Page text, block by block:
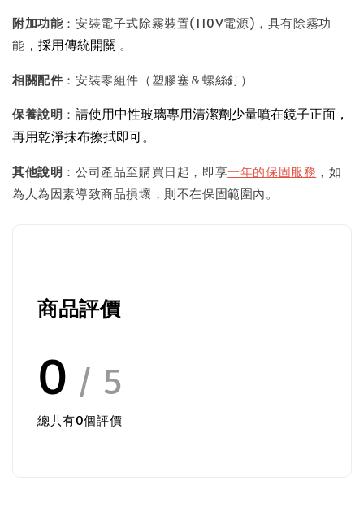
附加功能：安裝電子式除霧裝置(110V電源)，具有除霧功
能 ，採用傳統開關 。
相關配件 ：安裝零組件（塑膠塞＆螺絲釘）
保養說明 ：請使用中性玻璃專用清潔劑少量噴在鏡子正面，
再用乾淨抹布擦拭即可。
其他說明 ：公司產品至購買日起，即享一年的保固服務 ，如
為人為因素導致商品損壞，則不在保固範圍內。
商品評價
0 / 5
總共有0個評價